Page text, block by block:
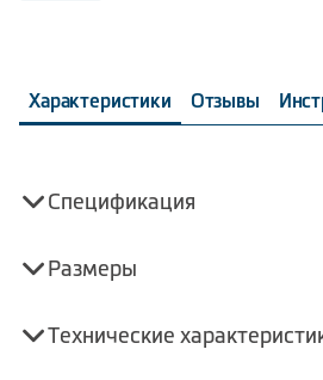
Характеристики Отзывы
Спецификация
Размеры
Технические